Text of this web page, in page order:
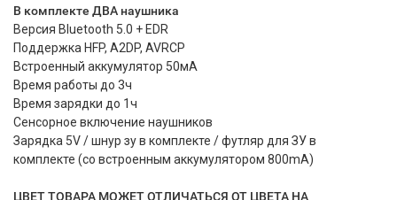
В комплекте ДВА наушника
Версия Bluetooth 5.0 + EDR
Поддержка HFP, A2DP, AVRCP
Встроенный аккумулятор 50мА
Время работы до 3ч
Время зарядки до 1ч
Сенсорное включение наушников
Зарядка 5V / шнур зу в комплекте / футляр для ЗУ в
комплекте (со встроенным аккумулятором 800mA)
ЦВЕТ ТОВАРА МОЖЕТ ОТЛИЧАТЬСЯ ОТ ЦВЕТА НА